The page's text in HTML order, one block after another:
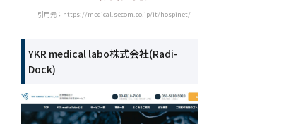
引用元：https://medical.secom.co.jp/it/hospinet/
YKR medical labo株式会社(Radi-
Dock)